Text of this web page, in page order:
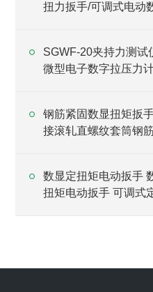
扭力扳手/可调式电动
SGWF-20夹持力测试
微型电子数字拉压力
钢筋紧固数显扭矩扳
接滚轧直螺纹套筒钢
数显定扭矩电动扳手
扭矩电动扳手 可调式